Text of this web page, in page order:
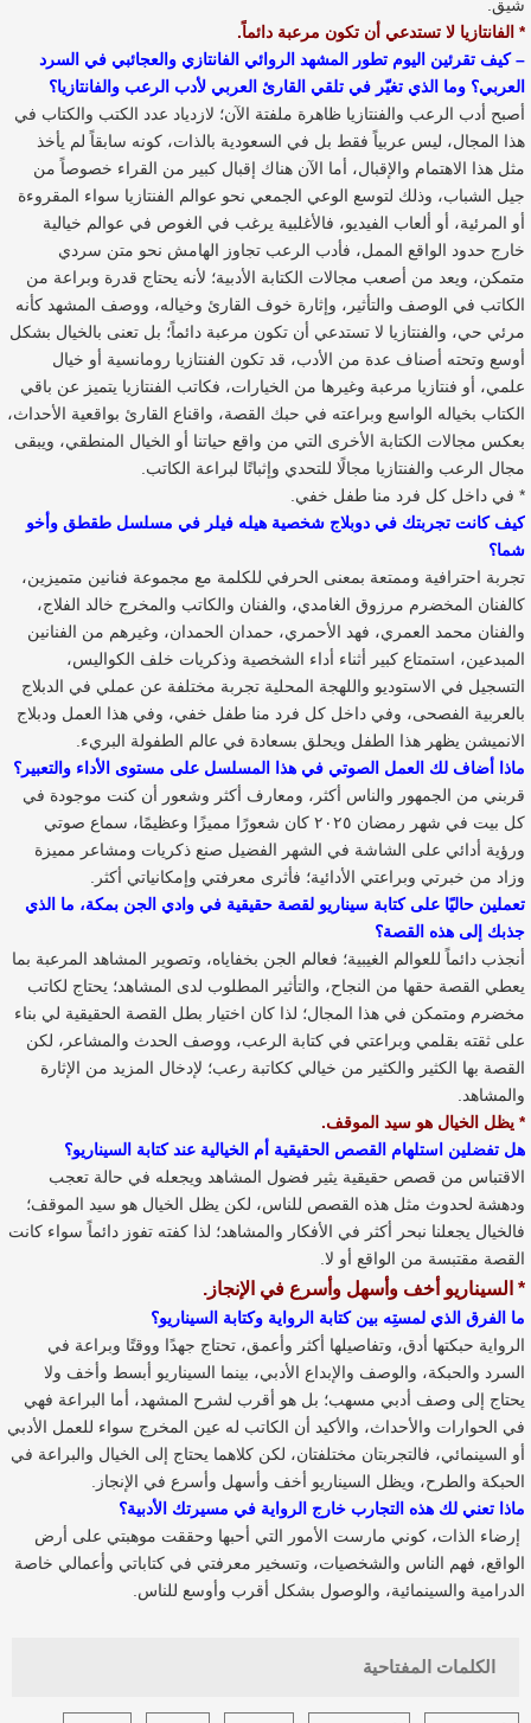
شيق.
* الفانتازيا لا تستدعي أن تكون مرعبة دائماً.
– كيف تقرئين اليوم تطور المشهد الروائي الفانتازي والعجائبي في السرد
العربي؟ وما الذي تغيّر في تلقي القارئ العربي لأدب الرعب والفانتازيا؟
أصبح أدب الرعب والفنتازيا ظاهرة ملفتة الآن؛ لازدياد عدد الكتب والكتاب في
هذا المجال، ليس عربياً فقط بل في السعودية بالذات، كونه سابقاً لم يأخذ
مثل هذا الاهتمام والإقبال، أما الآن هناك إقبال كبير من القراء خصوصاً من
جيل الشباب، وذلك لتوسع الوعي الجمعي نحو عوالم الفنتازيا سواء المقروءة
أو المرئية، أو ألعاب الفيديو، فالأغلبية يرغب في الغوص في عوالم خيالية
خارج حدود الواقع الممل، فأدب الرعب تجاوز الهامش نحو متن سردي
متمكن، ويعد من أصعب مجالات الكتابة الأدبية؛ لأنه يحتاج قدرة وبراعة من
الكاتب في الوصف والتأثير، وإثارة خوف القارئ وخياله، ووصف المشهد كأنه
مرئي حي، والفنتازيا لا تستدعي أن تكون مرعبة دائماً؛ بل تعنى بالخيال بشكل
أوسع وتحته أصناف عدة من الأدب، قد تكون الفنتازيا رومانسية أو خيال
علمي، أو فنتازيا مرعبة وغيرها من الخيارات، فكاتب الفنتازيا يتميز عن باقي
الكتاب بخياله الواسع وبراعته في حبك القصة، واقناع القارئ بواقعية الأحداث،
بعكس مجالات الكتابة الأخرى التي من واقع حياتنا أو الخيال المنطقي، ويبقى
مجال الرعب والفنتازيا مجالًا للتحدي وإثباتًا لبراعة الكاتب.
* في داخل كل فرد منا طفل خفي.
كيف كانت تجربتك في دوبلاج شخصية هيله فيلر في مسلسل طقطق وأخو
شما؟
تجربة احترافية وممتعة بمعنى الحرفي للكلمة مع مجموعة فنانين متميزين،
كالفنان المخضرم مرزوق الغامدي، والفنان والكاتب والمخرج خالد الفلاج،
والفنان محمد العمري، فهد الأحمري، حمدان الحمدان، وغيرهم من الفنانين
المبدعين، استمتاع كبير أثناء أداء الشخصية وذكريات خلف الكواليس،
التسجيل في الاستوديو واللهجة المحلية تجربة مختلفة عن عملي في الدبلاج
بالعربية الفصحى، وفي داخل كل فرد منا طفل خفي، وفي هذا العمل ودبلاج
الانميشن يظهر هذا الطفل ويحلق بسعادة في عالم الطفولة البريء.
ماذا أضاف لك العمل الصوتي في هذا المسلسل على مستوى الأداء والتعبير؟
قربني من الجمهور والناس أكثر، ومعارف أكثر وشعور أن كنت موجودة في
كل بيت في شهر رمضان ٢٠٢٥ كان شعورًا مميزًا وعظيمًا، سماع صوتي
ورؤية أدائي على الشاشة في الشهر الفضيل صنع ذكريات ومشاعر مميزة
وزاد من خبرتي وبراعتي الأدائية؛ فأثرى معرفتي وإمكانياتي أكثر.
تعملين حاليًا على كتابة سيناريو لقصة حقيقية في وادي الجن بمكة، ما الذي
جذبك إلى هذه القصة؟
أنجذب دائماً للعوالم الغيبية؛ فعالم الجن بخفاياه، وتصوير المشاهد المرعبة بما
يعطي القصة حقها من النجاح، والتأثير المطلوب لدى المشاهد؛ يحتاج لكاتب
مخضرم ومتمكن في هذا المجال؛ لذا كان اختيار بطل القصة الحقيقية لي بناء
على ثقته بقلمي وبراعتي في كتابة الرعب، ووصف الحدث والمشاعر، لكن
القصة بها الكثير والكثير من خيالي ككاتبة رعب؛ لإدخال المزيد من الإثارة
والمشاهد.
* يظل الخيال هو سيد الموقف.
هل تفضلين استلهام القصص الحقيقية أم الخيالية عند كتابة السيناريو؟
الاقتباس من قصص حقيقية يثير فضول المشاهد ويجعله في حالة تعجب
ودهشة لحدوث مثل هذه القصص للناس، لكن يظل الخيال هو سيد الموقف؛
فالخيال يجعلنا نبحر أكثر في الأفكار والمشاهد؛ لذا كفته تفوز دائماً سواء كانت
القصة مقتبسة من الواقع أو لا.
* السيناريو أخف وأسهل وأسرع في الإنجاز.
ما الفرق الذي لمستِه بين كتابة الرواية وكتابة السيناريو؟
الرواية حبكتها أدق، وتفاصيلها أكثر وأعمق، تحتاج جهدًا ووقتًا وبراعة في
السرد والحبكة، والوصف والإبداع الأدبي، بينما السيناريو أبسط وأخف ولا
يحتاج إلى وصف أدبي مسهب؛ بل هو أقرب لشرح المشهد، أما البراعة فهي
في الحوارات والأحداث، والأكيد أن الكاتب له عين المخرج سواء للعمل الأدبي
أو السينمائي، فالتجربتان مختلفتان، لكن كلاهما يحتاج إلى الخيال والبراعة في
الحبكة والطرح، ويظل السيناريو أخف وأسهل وأسرع في الإنجاز.
ماذا تعني لك هذه التجارب خارج الرواية في مسيرتك الأدبية؟
إرضاء الذات، كوني مارست الأمور التي أحبها وحققت موهبتي على أرض
الواقع، فهم الناس والشخصيات، وتسخير معرفتي في كتاباتي وأعمالي خاصة
الدرامية والسينمائية، والوصول بشكل أقرب وأوسع للناس.
الكلمات المفتاحية